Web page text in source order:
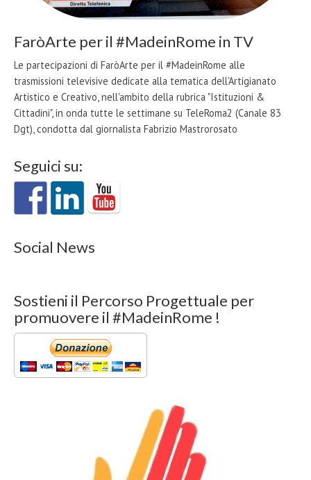
FaròArte per il #MadeinRome in TV
Le partecipazioni di FaròArte per il #MadeinRome alle
trasmissioni televisive dedicate alla tematica dell'Artigianato
Artistico e Creativo, nell'ambito della rubrica "Istituzioni &
Cittadini", in onda tutte le settimane su TeleRoma2 (Canale 83
Dgt), condotta dal giornalista Fabrizio Mastrorosato
Seguici su:
Social News
Sostieni il Percorso Progettuale per
promuovere il #MadeinRome !